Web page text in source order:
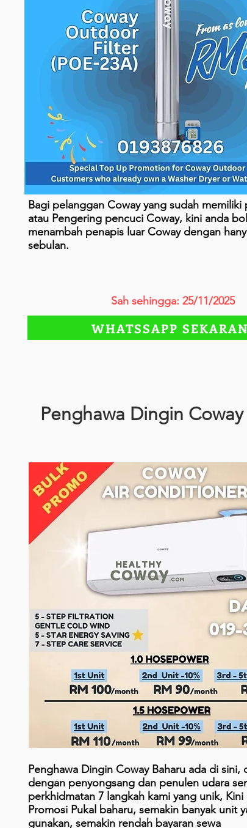
Bagi pelanggan Coway yang sudah memiliki
atau Pengering pencuci Coway, kini anda
menambah penapis luar Coway dengan
sebulan.
Sah sehingga: 25/11/2025
WHATSSAPP
Penghawa Dingin
Penghawa Dingin Coway Baharu ada di sini,
dengan penyongsang dan penulen udara
perkhidmatan 7 langkah kami yang unik,
Promosi Pukal baharu, semakin banyak unit
gunakan, semakin rendah bayaran sewa